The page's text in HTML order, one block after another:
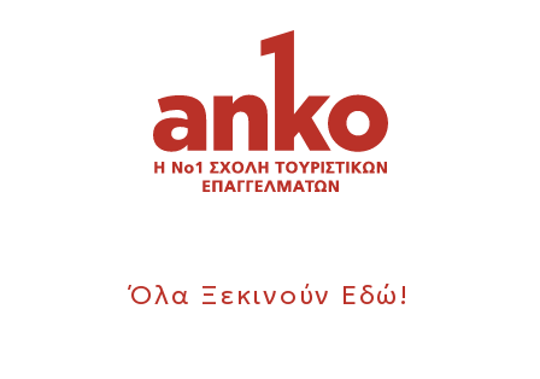
Όλα Ξεκινούν Εδώ!